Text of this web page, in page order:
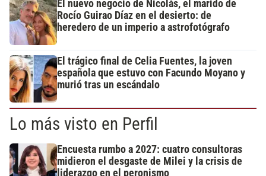
El nuevo negocio de Nicolás, el marido de
Rocío Guirao Díaz en el desierto: de
heredero de un imperio a astrofotógrafo
El trágico final de Celia Fuentes, la joven
española que estuvo con Facundo Moyano y
murió tras un escándalo
Lo más visto en Perfil
Encuesta rumbo a 2027: cuatro consultoras
midieron el desgaste de Milei y la crisis de
liderazgo en el peronismo